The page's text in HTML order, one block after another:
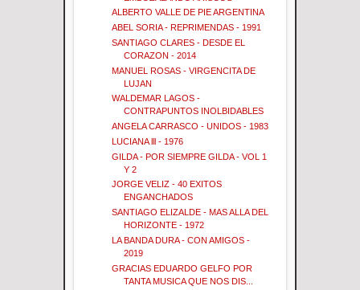
ALBERTO VALLE DE PIE ARGENTINA
ABEL SORIA - REPRIMENDAS - 1991
SANTIAGO CLARES - DESDE EL
CORAZON - 2014
MANUEL ROSAS - VIRGENCITA DE
LUJAN
WALDEMAR LAGOS -
CONTRAPUNTOS INOLBIDABLES
ANGELA CARRASCO - UNIDOS - 1983
LUCIANA lll - 1976
GILDA - POR SIEMPRE GILDA - VOL 1
Y 2
JORGE VELIZ - 40 EXITOS
ENGANCHADOS
SANTIAGO ELIZALDE - MAS ALLA DEL
HORIZONTE - 1972
LA BANDA DURA - CON AMIGOS -
2019
GRACIAS EDUARDO GELFO POR
TANTA MUSICA QUE NOS DIS...